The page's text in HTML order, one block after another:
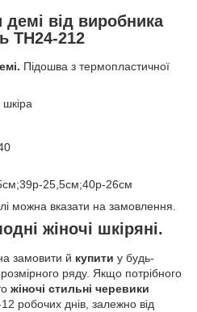
демі від виробника
ТН24-212
Підошва з термопластичної
25,5см;40р-26см
можна вказати на замовлення.
жіночі шкіряні.
замовити й купити у будь-
ряду. Якщо потрібного
жіночі стильні черевики
робочих днів, залежно від